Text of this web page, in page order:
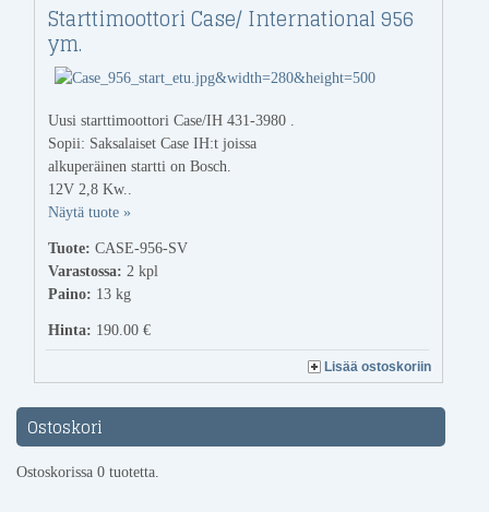
Starttimoottori Case/ International 956
ym.
Uusi starttimoottori Case/IH 431-3980 .
Sopii: Saksalaiset Case IH:t joissa
alkuperäinen startti on Bosch.
12V 2,8 Kw..
Näytä tuote »
Tuote: CASE-956-SV
Varastossa: 2 kpl
Paino: 13 kg
Hinta: 190.00 €
Lisää ostoskoriin
Ostoskori
Ostoskorissa 0 tuotetta.